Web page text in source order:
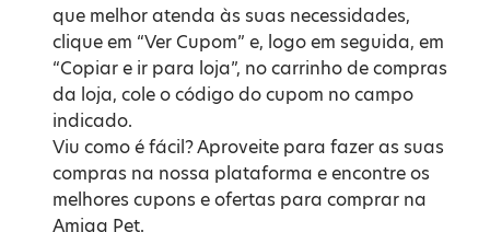
que melhor atenda às suas necessidades,
clique em “Ver Cupom” e, logo em seguida, em
“Copiar e ir para loja”, no carrinho de compras
da loja, cole o código do cupom no campo
indicado.
Viu como é fácil? Aproveite para fazer as suas
compras na nossa plataforma e encontre os
melhores cupons e ofertas para comprar na
Amiga Pet.